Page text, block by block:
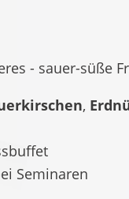
- sauer-süße
,
Seminaren